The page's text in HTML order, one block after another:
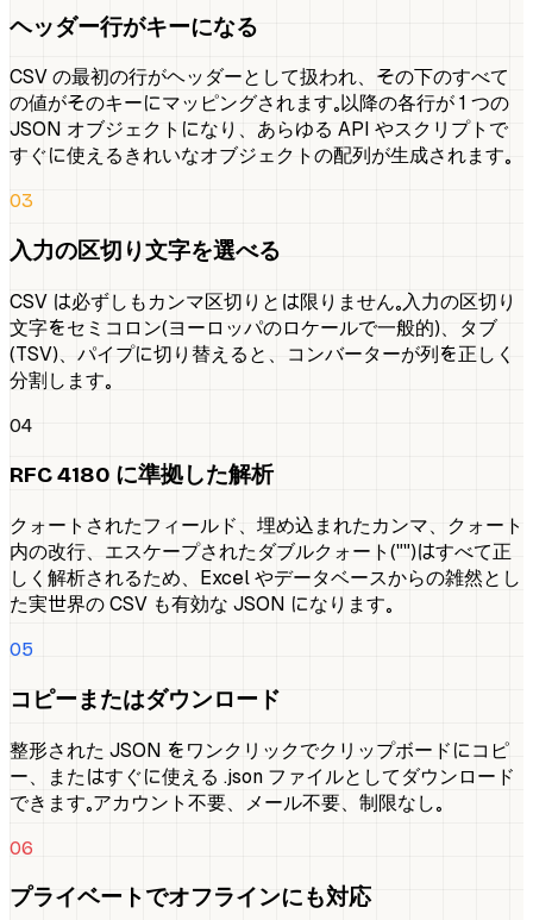
ヘッダー行がキーになる
CSV の最初の行がヘッダーとして扱われ、その下のすべて
の値がそのキーにマッピングされます。以降の各行が 1 つの
JSON オブジェクトになり、あらゆる API やスクリプトで
すぐに使えるきれいなオブジェクトの配列が生成されます。
03
入力の区切り文字を選べる
CSV は必ずしもカンマ区切りとは限りません。入力の区切り
文字をセミコロン（ヨーロッパのロケールで一般的）、タブ
（TSV）、パイプに切り替えると、コンバーターが列を正しく
分割します。
04
RFC 4180 に準拠した解析
クォートされたフィールド、埋め込まれたカンマ、クォート
内の改行、エスケープされたダブルクォート（""）はすべて正
しく解析されるため、Excel やデータベースからの雑然とし
た実世界の CSV も有効な JSON になります。
05
コピーまたはダウンロード
整形された JSON をワンクリックでクリップボードにコピ
ー、またはすぐに使える .json ファイルとしてダウンロード
できます。アカウント不要、メール不要、制限なし。
06
プライベートでオフラインにも対応